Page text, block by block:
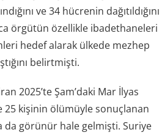
ve 34 hücrenin dağıtıldığını
örgütün özellikle ibadethaneleri
hedef alarak ülkede mezhep
belirtmişti.
2025’te Şam’daki Mar İlyas
25 kişinin ölümüyle sonuçlanan
da görünür hale gelmişti. Suriye